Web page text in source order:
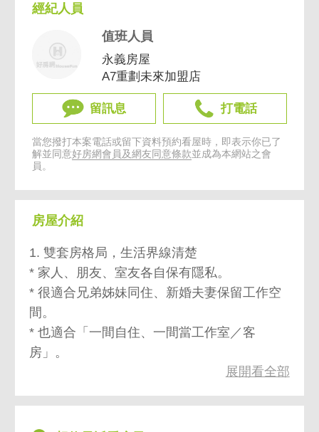
經紀人員
值班人員
永義房屋
A7重劃未來加盟店
留訊息 打電話
當您撥打本案電話或留下資料預約看屋時，即表示你已了
解並同意好房網會員及網友同意條款並成為本網站之會
員。
房屋介紹
1. 雙套房格局，生活界線清楚
* 家人、朋友、室友各自保有隱私。
* 很適合兄弟姊妹同住、新婚夫妻保留工作空
間。
* 也適合「一間自住、一間當工作室／客
房」。
2. 13樓高樓層，採光與通風通常更有優勢
展開看全部